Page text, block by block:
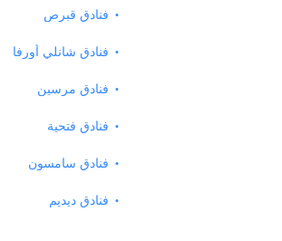
فنادق قبرص
فنادق شانلي أورفا
فنادق مرسين
فنادق فتحية
فنادق سامسون
فنادق ديديم